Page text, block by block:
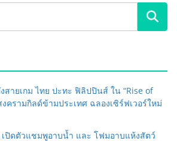
สายเกม ไทย ปะทะ ฟิลิปปินส์ ใน “Rise of
ครามกิลด์ข้ามประเทศ ฉลองเซิร์ฟเวอร์ใหม่
เปิดตัวแชมพูอาบน้ำ และ โฟมอาบแห้งสัตว์